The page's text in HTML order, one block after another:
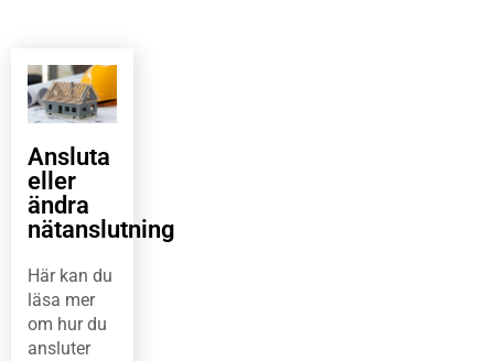
Ansluta
eller
ändra
nätanslutning
Här kan du
läsa mer
om hur du
ansluter